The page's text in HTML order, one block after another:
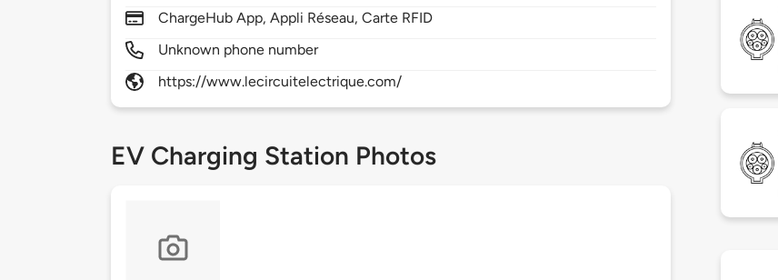
ChargeHub App, Appli Réseau, Carte RFID
Unknown phone number
https://www.lecircuitelectrique.com/
EV Charging Station Photos